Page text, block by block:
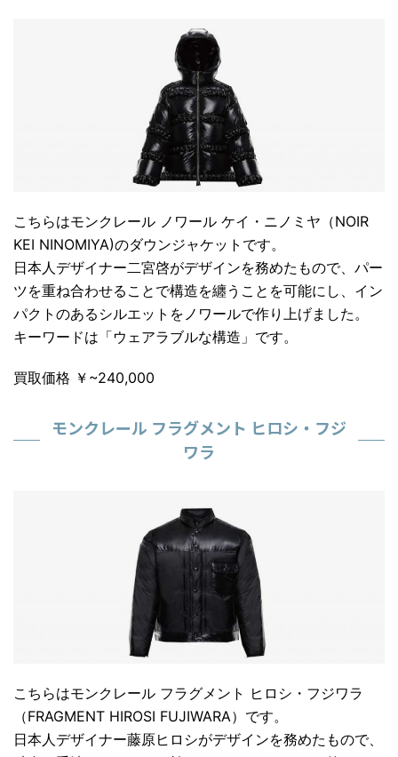
こちらはモンクレール ノワール ケイ・ニノミヤ（NOIR
KEI NINOMIYA)のダウンジャケットです。
日本人デザイナー二宮啓がデザインを務めたもので、パー
ツを重ね合わせることで構造を纏うことを可能にし、イン
パクトのあるシルエットをノワールで作り上げました。
キーワードは「ウェアラブルな構造 」です。
買取価格 ￥~240,000
モンクレール フラグメント ヒロシ・フジ
ワラ
こちらはモンクレール フラグメント ヒロシ・フジワラ
（FRAGMENT HIROSI FUJIWARA） です。
日本人デザイナー藤原ヒロシがデザインを務めたもので、